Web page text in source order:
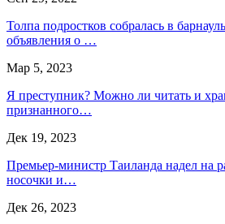
Толпа подростков собралась в
объявления о …
Мар 5, 2023
Я преступник? Можно ли читать и
признанного…
Дек 19, 2023
Премьер-министр Таиланда надел на
носочки и…
Дек 26, 2023